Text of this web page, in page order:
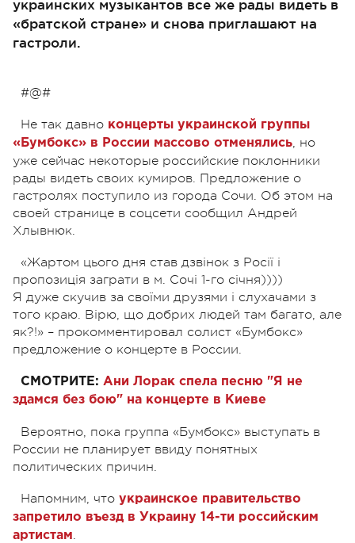
украинских музыкантов все же рады видеть в
«братской стране» и снова приглашают на
гастроли.
#@#
Не так давно концерты украинской группы
«Бумбокс» в России массово отменялись, но
уже сейчас некоторые российские поклонники
рады видеть своих кумиров. Предложение о
гастролях поступило из города Сочи. Об этом на
своей странице в соцсети сообщил Андрей
Хлывнюк.
«Жартом цього дня став дзвінок з Росії і
пропозиція заграти в м. Сочі 1-го січня))))
Я дуже скучив за своїми друзями і слухачами з
того краю. Вірю, що добрих людей там багато, але
як?!» – прокомментировал солист «Бумбокс»
предложение о концерте в России.
СМОТРИТЕ: Ани Лорак спела песню "Я не
здамся без бою" на концерте в Киеве
Вероятно, пока группа «Бумбокс» выступать в
России не планирует ввиду понятных
политических причин.
Напомним, что украинское правительство
запретило въезд в Украину 14-ти российским
артистам.